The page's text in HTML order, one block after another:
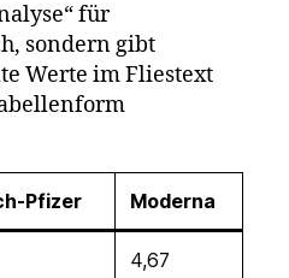
für
sondern gibt
Werte im Fliestext
Pfizer Moderna
4,67